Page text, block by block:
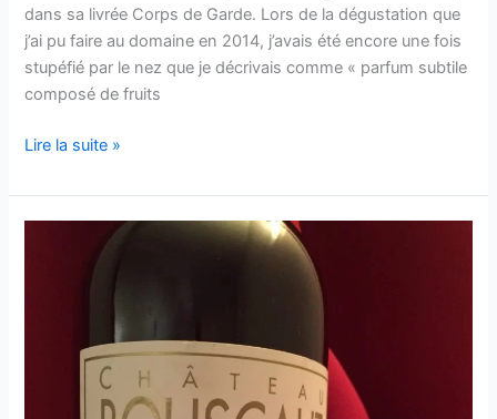
dans sa livrée Corps de Garde. Lors de la dégustation que
j’ai pu faire au domaine en 2014, j’avais été encore une fois
stupéfié par le nez que je décrivais comme « parfum subtile
composé de fruits
Saint-
–
Corps
Lire la suite »